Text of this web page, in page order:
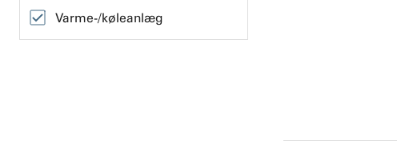
Varme-/køleanlæg